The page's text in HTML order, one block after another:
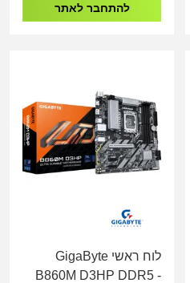
להתחבר לאתר
לוח ראשי GigaByte
B860M D3HP DDR5 -